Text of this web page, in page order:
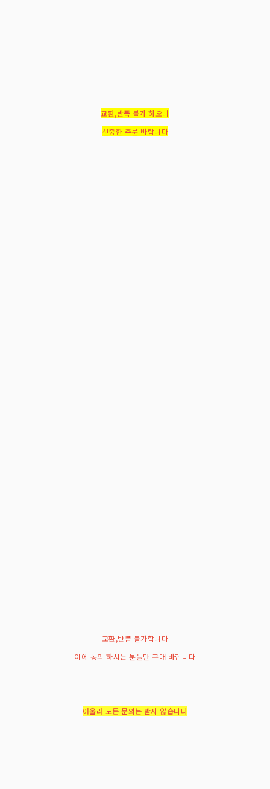
교환,반품 불가 하오니
신중한 주문 바랍니다
교환,반품 불가합니다
이에 동의 하시는 분들만 구매 바랍니다
아울러 모든 문의는 받지 않습니다